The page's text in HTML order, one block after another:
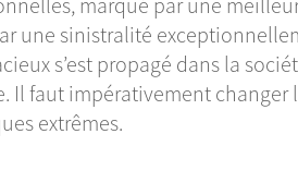
une sinistralité
s’est propagé dans la
Il faut impérativement changer
extrêmes.